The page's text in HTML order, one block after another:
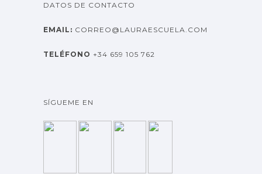
DATOS DE CONTACTO
EMAIL: CORREO@LAURAESCUELA.COM
TELÉFONO +34 659 105 762
SÍGUEME EN